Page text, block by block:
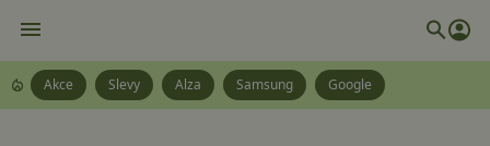
Akce Slevy Alza Samsung Google